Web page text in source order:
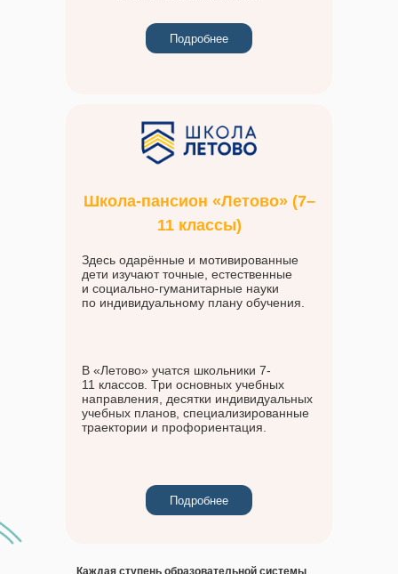
Каждая ступень образовательной системы
Подробнее
Школа-пансион «Летово» (7–
11 классы)
Здесь одарённые и мотивированные
дети изучают точные, естественные
и социально-гуманитарные науки
по индивидуальному плану обучения.
В «Летово» учатся школьники 7-
11 классов. Три основных учебных
направления, десятки индивидуальных
учебных планов, специализированные
траектории и профориентация.
Подробнее
Ознакомиться
Мы всегда на связи и будем рады
ответить на ваши вопросы, рассказать
подробнее о «Летово Кидс» и помочь с
записью.